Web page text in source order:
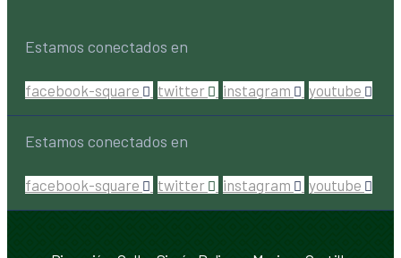
Estamos conectados en
facebook-square twitter instagram youtube
Estamos conectados en
facebook-square twitter instagram youtube